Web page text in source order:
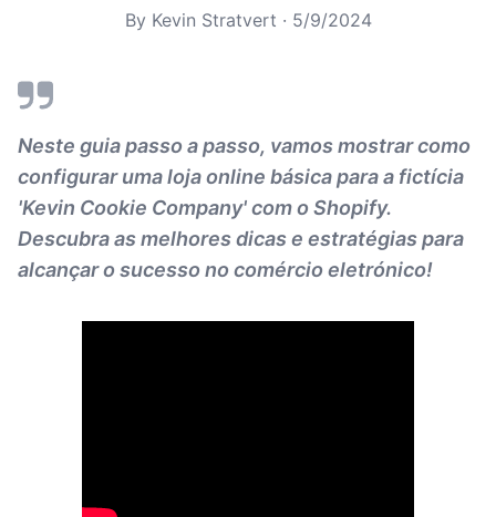
By Kevin Stratvert · 5/9/2024
Neste guia passo a passo, vamos mostrar como
configurar uma loja online básica para a fictícia
'Kevin Cookie Company' com o Shopify.
Descubra as melhores dicas e estratégias para
alcançar o sucesso no comércio eletrónico!